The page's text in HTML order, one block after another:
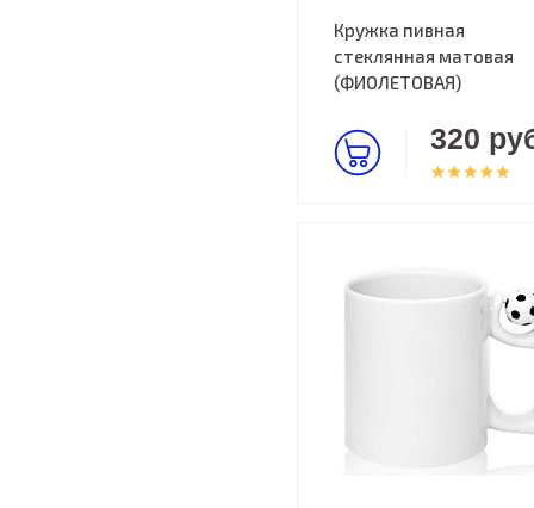
Кружка пивная
стеклянная матовая
(ФИОЛЕТОВАЯ)
320